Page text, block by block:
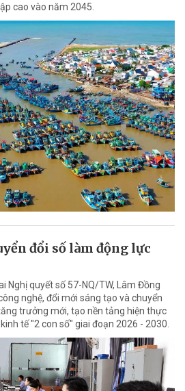
cao vào năm 2045.
đổi số làm động lực
Nghị quyết số 57-NQ/TW, Lâm Đồng
nghệ, đổi mới sáng tạo và chuyển
trưởng mới, tạo nền tảng hiện thực
tế "2 con số" giai đoạn 2026 - 2030.